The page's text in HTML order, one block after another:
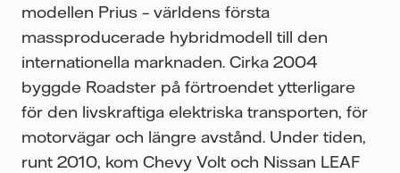
modellen Prius – världens första
massproducerade hybridmodell till den
internationella marknaden. Cirka 2004
byggde Roadster på förtroendet ytterligare
för den livskraftiga elektriska transporten, för
motorvägar och längre avstånd. Under tiden,
runt 2010, kom Chevy Volt och Nissan LEAF